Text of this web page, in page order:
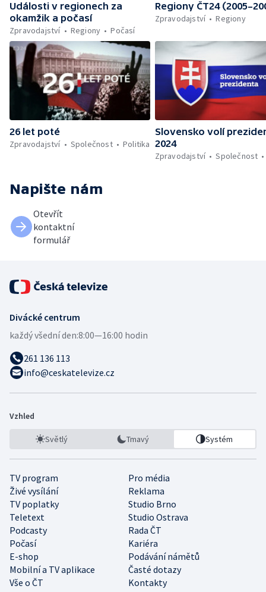
Události v regionech za
okamžik a počasí
Zpravodajství
Regiony Počasí
Regiony ČT24
Zpravodajství
Regiony
26 let poté
Zpravodajství
Společnost Politika
Slovensko volí
2024
Zpravodajství
Společnost
Napište nám
Otevřít
kontaktní
formulář
Divácké centrum
každý všední den:8:00—16:00 hodin
261 136 113
info@ceskatelevize.cz
Vzhled
Světlý Tmavý Systém
TV program
Pro média
Živé vysílání
Reklama
TV poplatky
Studio Brno
Teletext
Studio Ostrava
Podcasty
Rada ČT
Počasí
Kariéra
E-shop
Podávání námětů
Mobilní a TV aplikace
Časté dotazy
Vše o ČT
Kontakty